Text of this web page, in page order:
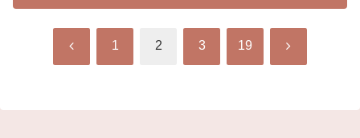
前 1 2 3 19 次